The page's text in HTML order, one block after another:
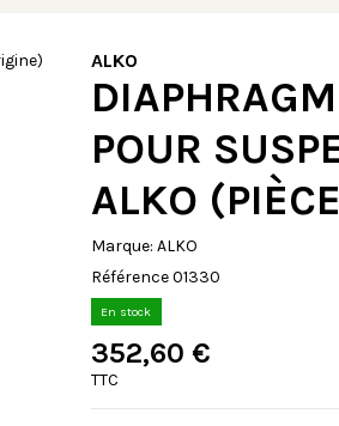
ALKO
POUR
ALKO
Marque: ALKO
Référence01330
En stock
352,60 €
TTC